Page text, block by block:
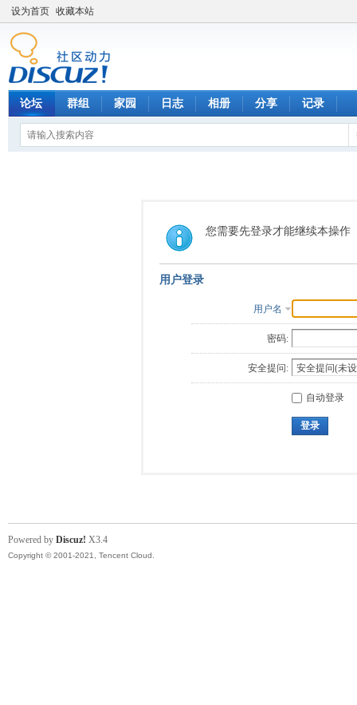
设为首页 收藏本站
论坛 群组 家园 日志 相册 分享 记录
您需要先登录才能继续本操作
用户登录
用户名
密码:
安全提问:
自动登录
登录
Powered by Discuz! X3.4
Copyright © 2001-2021, Tencent Cloud.